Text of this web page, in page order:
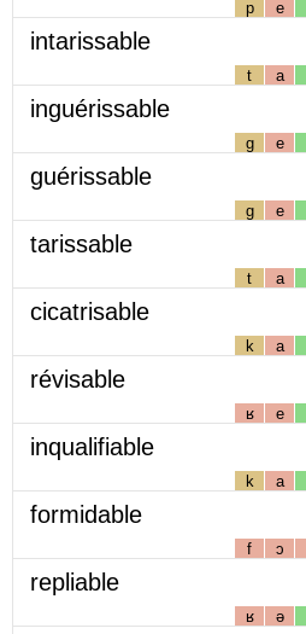
p e
intarissable
t a
inguérissable
g e
guérissable
g e
tarissable
t a
cicatrisable
k a
révisable
ʁ e
inqualifiable
k a
formidable
f ɔ
repliable
ʁ ə